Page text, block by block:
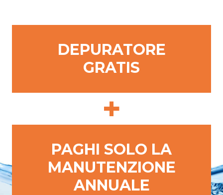
DEPURATORE
GRATIS
+
PAGHI SOLO LA
MANUTENZIONE
ANNUALE